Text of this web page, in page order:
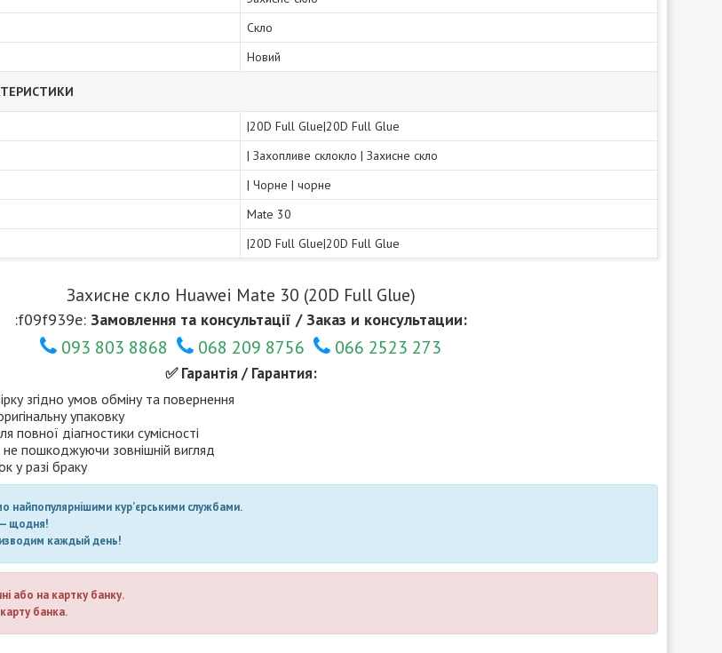
Скло
Новий
|20D Full Glue|20D Full Glue
| Захопливе склокло | Захисне скло
| Чорне | чорне
Mate 30
|20D Full Glue|20D Full Glue
Захисне скло Huawei Mate 30 (20D Full Glue)
:f09f939e: Замовлення та консультації / Заказ и консультации:
093 803 8868 068 209 8756 066 2523 273
✅ Гарантія / Гарантия:
згідно умов обміну та повернення
упаковку
повної діагностики сумісності
пошкоджуючи зовнішній вигляд
у разі браку
найпопулярнішими кур’єрськими службами.
щодня!
каждый день!
або на картку банку.
банка.